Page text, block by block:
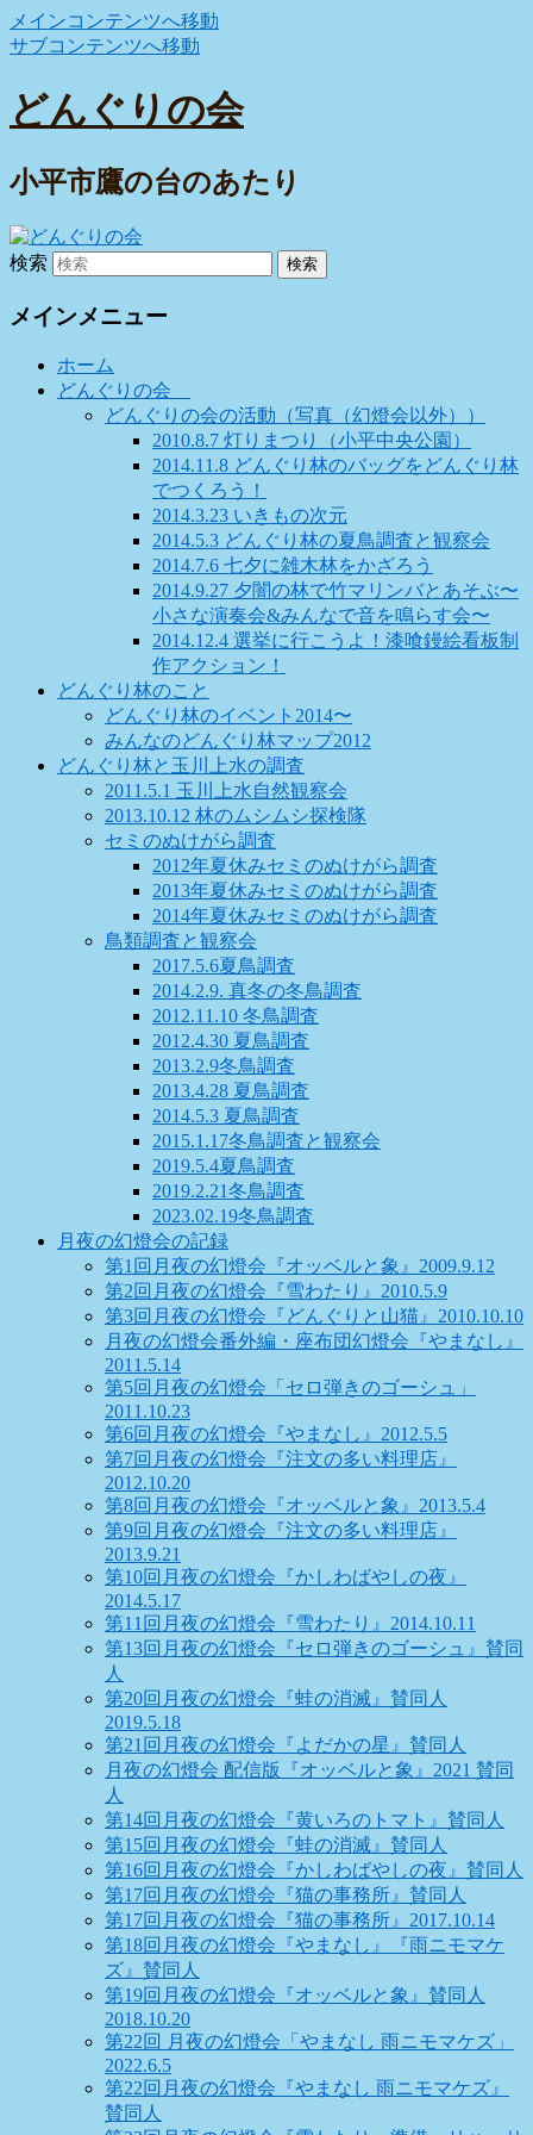
メインコンテンツへ移動
サブコンテンツへ移動
どんぐりの会
小平市鷹の台のあたり
検索
メインメニュー
ホーム
どんぐりの会
どんぐりの会の活動（写真（幻燈会以外））
2010.8.7 灯りまつり（小平中央公園）
2014.11.8 どんぐり林のバッグをどんぐり林
でつくろう！
2014.3.23 いきもの次元
2014.5.3 どんぐり林の夏鳥調査と観察会
2014.7.6 七夕に雑木林をかざろう
2014.9.27 夕闇の林で竹マリンバとあそぶ〜
小さな演奏会&みんなで音を鳴らす会〜
2014.12.4 選挙に行こうよ！漆喰鏝絵看板制
作アクション！
どんぐり林のこと
どんぐり林のイベント2014〜
みんなのどんぐり林マップ2012
どんぐり林と玉川上水の調査
2011.5.1 玉川上水自然観察会
2013.10.12 林のムシムシ探検隊
セミのぬけがら調査
2012年夏休みセミのぬけがら調査
2013年夏休みセミのぬけがら調査
2014年夏休みセミのぬけがら調査
鳥類調査と観察会
2017.5.6夏鳥調査
2014.2.9. 真冬の冬鳥調査
2012.11.10 冬鳥調査
2012.4.30 夏鳥調査
2013.2.9冬鳥調査
2013.4.28 夏鳥調査
2014.5.3 夏鳥調査
2015.1.17冬鳥調査と観察会
2019.5.4夏鳥調査
2019.2.21冬鳥調査
2023.02.19冬鳥調査
月夜の幻燈会の記録
第1回月夜の幻燈会『オッベルと象』2009.9.12
第2回月夜の幻燈会『雪わたり』2010.5.9
第3回月夜の幻燈会『どんぐりと山猫』2010.10.10
月夜の幻燈会番外編・座布団幻燈会『やまなし』
2011.5.14
第5回月夜の幻燈会「セロ弾きのゴーシュ」
2011.10.23
第6回月夜の幻燈会『やまなし』2012.5.5
第7回月夜の幻燈会『注文の多い料理店』
2012.10.20
第8回月夜の幻燈会『オッベルと象』2013.5.4
第9回月夜の幻燈会『注文の多い料理店』
2013.9.21
第10回月夜の幻燈会『かしわばやしの夜』
2014.5.17
第11回月夜の幻燈会『雪わたり』2014.10.11
第13回月夜の幻燈会『セロ弾きのゴーシュ』賛同
人
第20回月夜の幻燈会『蛙の消滅』賛同人
2019.5.18
第21回月夜の幻燈会『よだかの星』賛同人
月夜の幻燈会 配信版『オッベルと象』2021 賛同
人
第14回月夜の幻燈会『黄いろのトマト』賛同人
第15回月夜の幻燈会『蛙の消滅』賛同人
第16回月夜の幻燈会『かしわばやしの夜』賛同人
第17回月夜の幻燈会『猫の事務所』賛同人
第17回月夜の幻燈会『猫の事務所』2017.10.14
第18回月夜の幻燈会『やまなし』『雨ニモマケ
ズ』賛同人
第19回月夜の幻燈会『オッベルと象』賛同人
2018.10.20
第22回 月夜の幻燈会「やまなし 雨ニモマケズ」
2022.6.5
第22回月夜の幻燈会『やまなし 雨ニモマケズ』
賛同人